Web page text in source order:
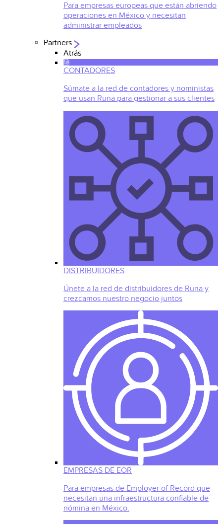
Para empresas europeas que están abriendo
operaciones en México y necesitan
administrar empleados
Partners
Atrás
CONTADORES
Súmate a la red de contadores y noministas
que usan Runa para gestionar a sus clientes
DISTRIBUIDORES
Únete a la red de distribuidores de Runa y
crezcamos nuestro negocio juntos
EMPRESAS DE EOR
Para empresas de Employer of Record que
necesitan una infraestructura confiable de
nómina en México.